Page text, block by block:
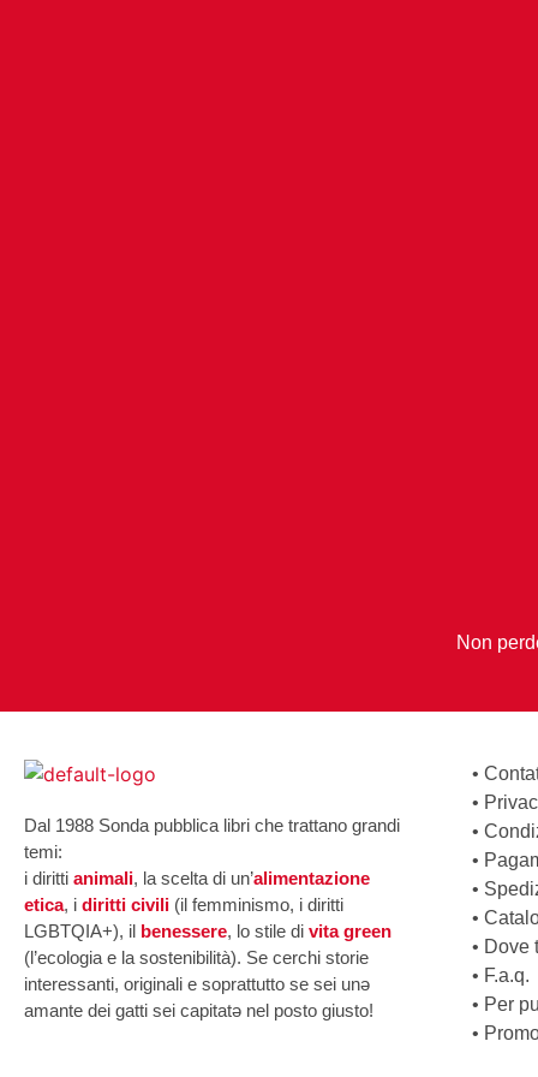
Non
Dal 1988 Sonda pubblica libri che trattano grandi
temi:
i diritti animali, la scelta di un’alimentazione
etica, i diritti civili (il femminismo, i diritti
LGBTQIA+), il benessere, lo stile di vita green
(l’ecologia e la sostenibilità). Se cerchi storie
interessanti, originali e soprattutto se sei unə
amante dei gatti sei capitatə nel posto giusto!
•
•
•
•
•
•
• Dove
• F.a.q.
• Per
•